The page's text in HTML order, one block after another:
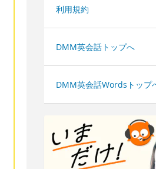
利用規約
DMM英会話トップへ
DMM英会話Wordsトップ